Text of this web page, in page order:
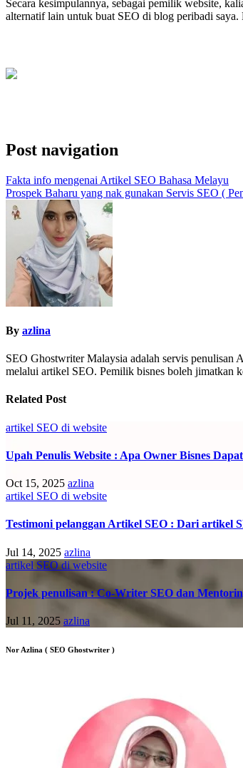
Secara kesimpulannya, sebagai pemilik website,
alternatif lain untuk buat SEO di blog peribadi
Post navigation
Fakta info mengenai Artikel SEO Bahasa Melayu
Prospek Baharu yang nak gunakan Servis SEO (
By azlina
SEO Ghostwriter Malaysia adalah servis
melalui artikel SEO. Pemilik bisnes boleh jimatkan
Related Post
artikel SEO di website
Upah Penulis Website : Apa Owner Bisnes
Oct 15, 2025 azlina
artikel SEO di website
Testimoni pelanggan Artikel SEO : Dari artikel
Jul 14, 2025 azlina
artikel SEO di website
Projek penulisan : Co-Writer SEO dan
Jul 11, 2025 azlina
Nor Azlina ( SEO Ghostwriter )